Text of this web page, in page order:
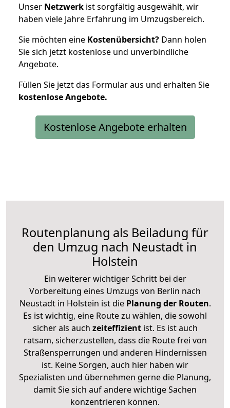
Unser Netzwerk ist sorgfältig ausgewählt, wir
haben viele Jahre Erfahrung im Umzugsbereich.
Sie möchten eine Kostenübersicht? Dann holen
Sie sich jetzt kostenlose und unverbindliche
Angebote.
Füllen Sie jetzt das Formular aus und erhalten Sie
kostenloseAngebote.
Kostenlose Angebote erhalten
Routenplanung als Beiladung für
den Umzug nach Neustadt in
Holstein
Ein weiterer wichtiger Schritt bei der
Vorbereitung eines Umzugs von Berlin nach
Neustadt in Holstein ist diePlanung der Routen.
Es ist wichtig, eine Route zu wählen, die sowohl
sicher als auch zeiteffizientist. Es ist auch
ratsam, sicherzustellen, dass die Route frei von
Straßensperrungen und anderen Hindernissen
ist. Keine Sorgen, auch hier haben wir
Spezialisten und übernehmen gerne die Planung,
damit Sie sich auf andere wichtige Sachen
konzentrieren können.